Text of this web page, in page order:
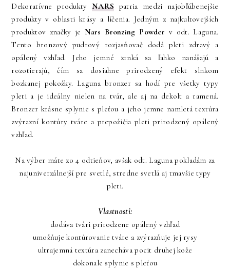
Dekoratívne produktyNARS patria medzi najobľúbenejšie
produkty v oblasti krásy a líčenia. Jedným z najkultovejších
produktov značky jeNars Bronzing Powder v odt. Laguna.
Tento bronzový pudrový rozjasňovač dodá pleti zdravý a
opálený vzhľad. Jeho jemné zrnká sa ľahko nanášajú a
rozotierajú, čím sa dosiahne prirodzený efekt slnkom
bozkanej pokožky. Laguna bronzer sa hodí pre všetky typy
pleti a je ideálny nielen na tvár, ale aj na dekolt a ramená.
Bronzer krásne splynie s pleťou a jeho jemne namletá textúra
zvýrazní kontúry tváre a prepožičia pleti prirodzený opálený
vzhľad.
Na výber máte zo 4 odtieňov, avšak odt. Laguna pokladám za
najuniverzálnejší pre svetlé, stredne svetlá aj tmavšie typy
pleti.
Vlastnosti:
dodáva tvári prirodzene opálený vzhľad
umožňuje kontúrovanie tváre a zvýrazňuje jej rysy
ultrajemná textúra zanecháva pocit druhej kože
dokonale splynie s pleťou